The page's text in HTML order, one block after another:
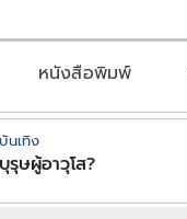
หนังสือพิมพ์
นเทิง
ษผู้อาวุโส?